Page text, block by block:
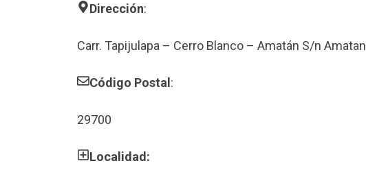
Dirección:
Carr. Tapijulapa – Cerro Blanco – Amatán S/n Amatan
Código Postal:
29700
Localidad: